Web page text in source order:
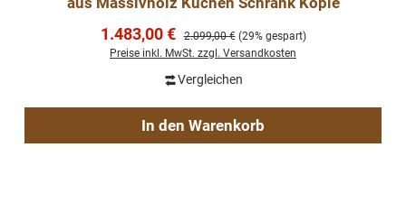
Verkaufspreis:
1.483,00 € Regulärer Preis:
2.099,00 € (29% gespart)
Preise inkl. MwSt. zzgl. Versandkosten
Vergleichen
In den Warenkorb